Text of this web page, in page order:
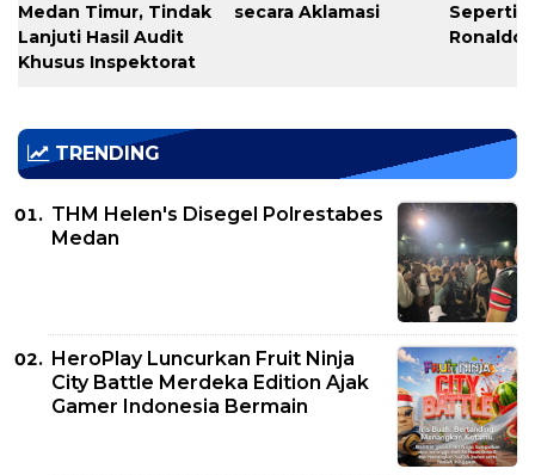
Medan Timur, Tindak
Lanjuti Hasil Audit
Khusus Inspektorat
secara Aklamasi
Seperti
Ronaldo
TRENDING
THM Helen's Disegel Polrestabes
Medan
HeroPlay Luncurkan Fruit Ninja
City Battle Merdeka Edition Ajak
Gamer Indonesia Bermain